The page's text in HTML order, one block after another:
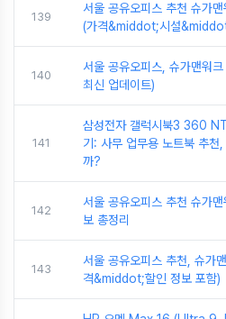
139
서울 공유오피스 추천 슈가
(가격&middot;시설
140
서울 공유오피스, 슈가맨워
최신 업데이트)
141
삼성전자 갤럭시북3 360
기: 사무 업무용 노트북 추
까?
142
서울 공유오피스 추천 슈가
보 총정리
143
서울 공유오피스 추천, 슈가
격&middot;할인 정보 포함)